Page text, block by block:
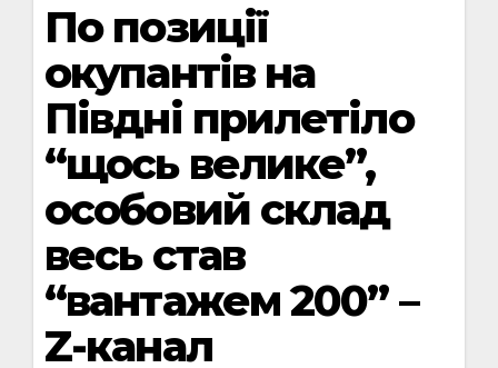
По позиції
окупантів на
Півдні прилетіло
“щось велике”,
особовий склад
весь став
“вантажем 200” –
Z-канал